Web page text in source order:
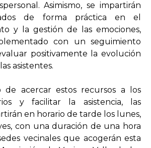
Asimismo, se impartirán
de forma práctica en el
y la gestión de las emociones,
con un seguimiento
positivamente la evolución
asistentes.
de acercar estos recursos a los
y facilitar la asistencia, las
en horario de tarde los lunes,
con una duración de una hora
vecinales que acogerán esta